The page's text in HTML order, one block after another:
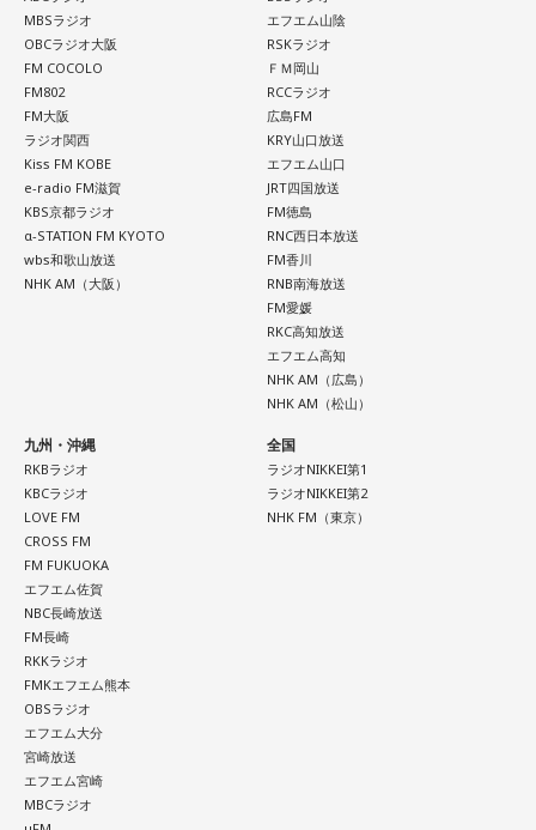
MBSラジオ
OBCラジオ大阪
FM COCOLO
FM802
FM大阪
ラジオ関西
Kiss FM KOBE
e-radio FM滋賀
KBS京都ラジオ
α-STATION FM KYOTO
wbs和歌山放送
NHK AM（大阪）
エフエム山陰
RSKラジオ
ＦＭ岡山
RCCラジオ
広島FM
KRY山口放送
エフエム山口
JRT四国放送
FM徳島
RNC西日本放送
FM香川
RNB南海放送
FM愛媛
RKC高知放送
エフエム高知
NHK AM（広島）
NHK AM（松山）
九州・沖縄
RKBラジオ
KBCラジオ
LOVE FM
CROSS FM
FM FUKUOKA
エフエム佐賀
NBC長崎放送
FM長崎
RKKラジオ
FMKエフエム熊本
OBSラジオ
エフエム大分
宮崎放送
エフエム宮崎
MBCラジオ
全国
ラジオNIKKEI第1
ラジオNIKKEI第2
NHK FM（東京）